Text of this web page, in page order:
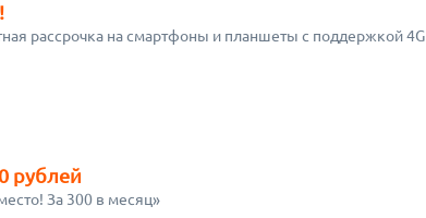
рассрочка на смартфоны и планшеты с поддержкой 4G
рублей
За 300 в месяц»